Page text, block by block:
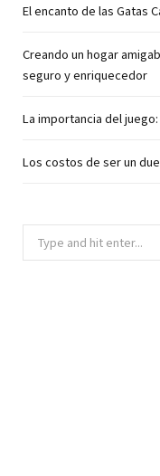
El encanto de las Gatas
Creando un hogar
seguro y enriquecedor
La importancia del
Los costos de ser un
Search
for: